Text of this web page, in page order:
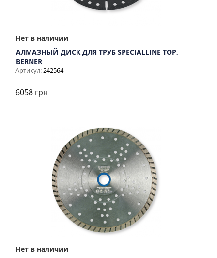
Нет в наличии
АЛМАЗНЫЙ ДИСК ДЛЯ ТРУБ SPECIALLINE TOP,
BERNER
Артикул:242564
6058 грн
Нет в наличии